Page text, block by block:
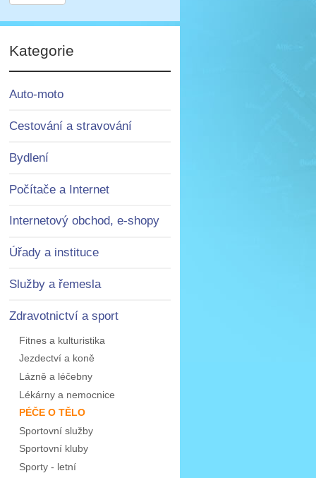
Kategorie
Auto-moto
Cestování a stravování
Bydlení
Počítače a Internet
Internetový obchod, e-shopy
Úřady a instituce
Služby a řemesla
Zdravotnictví a sport
Fitnes a kulturistika
Jezdectví a koně
Lázně a léčebny
Lékárny a nemocnice
PÉČE O TĚLO
Sportovní služby
Sportovní kluby
Sporty - letní